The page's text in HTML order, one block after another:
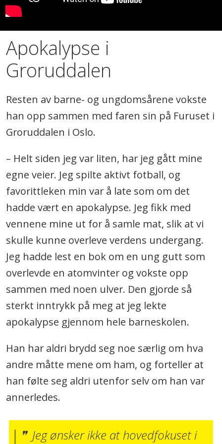
rolleportretter. […] Uansett hvilken intrikat
kast med, utmerker han seg med en i
særdeleshet nobel og elegant vokalitet.
Hans stemme har et personlig og slående
budskapet fremføres inderlig og med stor
musikalitet.»
Apokalypse i
Groruddalen
Resten av barne- og ungdomsårene vokste
han opp sammen med faren sin på Furuset i
Groruddalen i Oslo.
– Helt siden jeg var liten, har jeg gått mine
egne veier. Jeg spilte aktivt fotball, og
favorittleken min var å late som om det
hadde vært en apokalypse. Jeg fikk med
vennene mine ut for å samle mat, slik at vi
skulle kunne overleve verdens undergang.
Jeg hadde lest en bok om en ung gutt som
overlevde en atomvinter og vokste opp
sammen med noen ulver. Den gjorde så
sterkt inntrykk på meg at jeg lekte
apokalypse gjennom hele barneskolen.
Han har aldri brydd seg noe særlig om hva
andre måtte mene om ham, og forteller at
han følte seg aldri utenfor selv om han var
annerledes.
Jeg ønsker ikke at hovedfokuset i